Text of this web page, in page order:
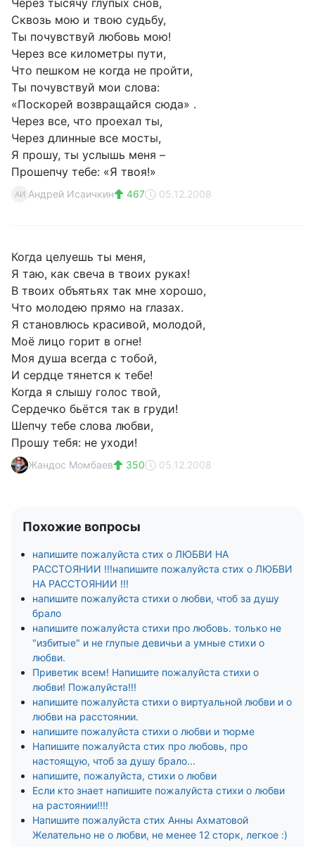
Через тысячу глупых снов,
Сквозь мою и твою судьбу,
Ты почувствуй любовь мою!
Через все километры пути,
Что пешком не когда не пройти,
Ты почувствуй мои слова:
«Поскорей возвращайся сюда» .
Через все, что проехал ты,
Через длинные все мосты,
Я прошу, ты услышь меня –
Прошепчу тебе: «Я твоя!»
АИ Андрей Исаичкин 467 05.12.2008
Когда целуешь ты меня,
Я таю, как свеча в твоих руках!
В твоих объятьях так мне хорошо,
Что молодею прямо на глазах.
Я становлюсь красивой, молодой,
Моё лицо горит в огне!
Моя душа всегда с тобой,
И сердце тянется к тебе!
Когда я слышу голос твой,
Сердечко бьётся так в груди!
Шепчу тебе слова любви,
Прошу тебя: не уходи!
Жандос Момбаев 350 05.12.2008
Похожие вопросы
напишите пожалуйста стих о ЛЮБВИ НА
РАССТОЯНИИ !!!напишите пожалуйста стих о ЛЮБВИ
НА РАССТОЯНИИ !!!
напишите пожалуйста стихи о любви, чтоб за душу
брало
напишите пожалуйста стихи про любовь. только не
"избитые" и не глупые девичьи а умные стихи о
любви.
Приветик всем! Напишите пожалуйста стихи о
любви! Пожалуйста!!!
напишите пожалуйста стихи о виртуальной любви и о
любви на расстоянии.
напишите пожалуйста стихи о любви и тюрме
Напишите пожалуйста стих про любовь, про
настоящую, чтоб за душу брало...
напишите, пожалуйста, стихи о любви
Если кто знает напишите пожалуйста стихи о любви
на растоянии!!!!
Напишите пожалуйста стих Анны Ахматовой
Желательно не о любви, не менее 12 сторк, легкое :)